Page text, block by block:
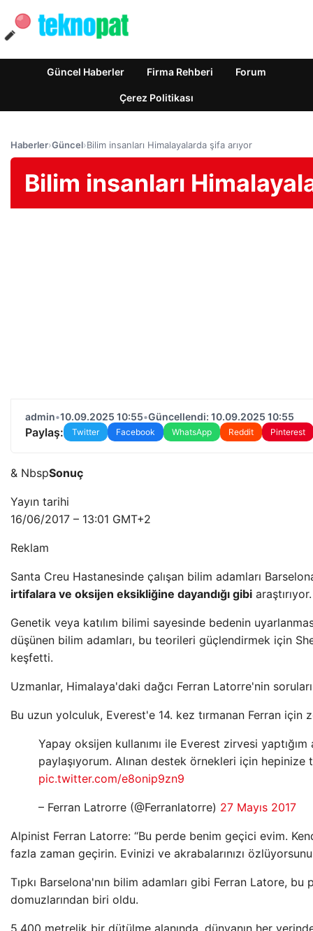
Güncel Haberler Firma Rehberi Forum
Çerez Politikası
Haberler›Güncel›Bilim insanları Himalayalarda şifa arıyor
Bilim insanları
admin•10.09.2025 10:55•Güncellendi: 10.09.2025 10:55
Paylaş: Twitter Facebook WhatsApp Reddit Pinterest
& NbspSonuç
Yayın tarihi
16/06/2017 – 13:01 GMT+2
Reklam
Santa Creu Hastanesinde çalışan bilim adamları
irtifalara ve oksijen eksikliğine dayandığı gibi araştırıyor.
Genetik veya katılım bilimi sayesinde bedenin
düşünen bilim adamları, bu teorileri güçlendirmek için
keşfetti.
Uzmanlar, Himalaya'daki dağcı Ferran Latorre'nin
Bu uzun yolculuk, Everest'e 14. kez tırmanan Ferran için
Yapay oksijen kullanımı ile Everest zirvesi yaptığım
paylaşıyorum. Alınan destek örnekleri için hepinize
pic.twitter.com/e8onip9zn9
– Ferran Latrorre (@Ferranlatorre) 27 Mayıs 2017
Alpinist Ferran Latorre: “Bu perde benim geçici evim.
fazla zaman geçirin. Evinizi ve akrabalarınızı özlüyorsunuz.
Tıpkı Barselona'nın bilim adamları gibi Ferran Latore, bu
domuzlarından biri oldu.
5.400 metrelik bir dütülme alanında, dünyanın her